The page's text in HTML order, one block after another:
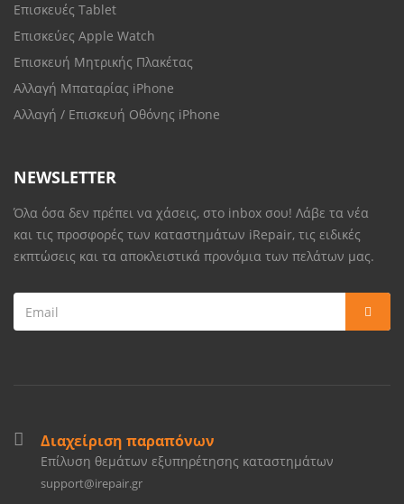
Επισκευές Tablet
Επισκεύες Apple Watch
Επισκευή Μητρικής Πλακέτας
Αλλαγή Μπαταρίας iPhone
Αλλαγή / Επισκευή Οθόνης iPhone
NEWSLETTER
Όλα όσα δεν πρέπει να χάσεις, στο inbox σου! Λάβε τα νέα
και τις προσφορές των καταστημάτων iRepair, τις ειδικές
εκπτώσεις και τα αποκλειστικά προνόμια των πελάτων μας.
Διαχείριση παραπόνων
Επίλυση θεμάτων εξυπηρέτησης καταστημάτων
support@irepair.gr